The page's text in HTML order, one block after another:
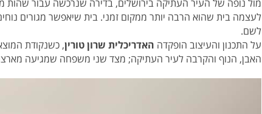
מול נופה של העיר העתיקה בירושלים, בדירה שנרכשה עבור
לעצמה בית שהוא הרבה יותר ממקום זמני. בית שיאפשר מגורים
לשם.
על התכנון והעיצוב הופקדה האדריכלית שרון טורין, כשנקודת
האבן, הנוף והקרבה לעיר העתיקה; מצד שני משפחה שמגיעה